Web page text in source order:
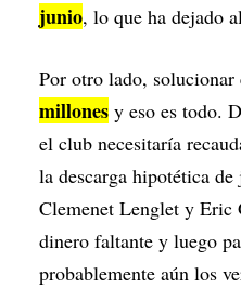
junio, lo que ha dejado
Por otro lado, solucionar
millones y eso es todo.
el club necesitaría
la descarga hipotética
Clemenet Lenglet y Eric
dinero faltante y luego
probablemente aún los